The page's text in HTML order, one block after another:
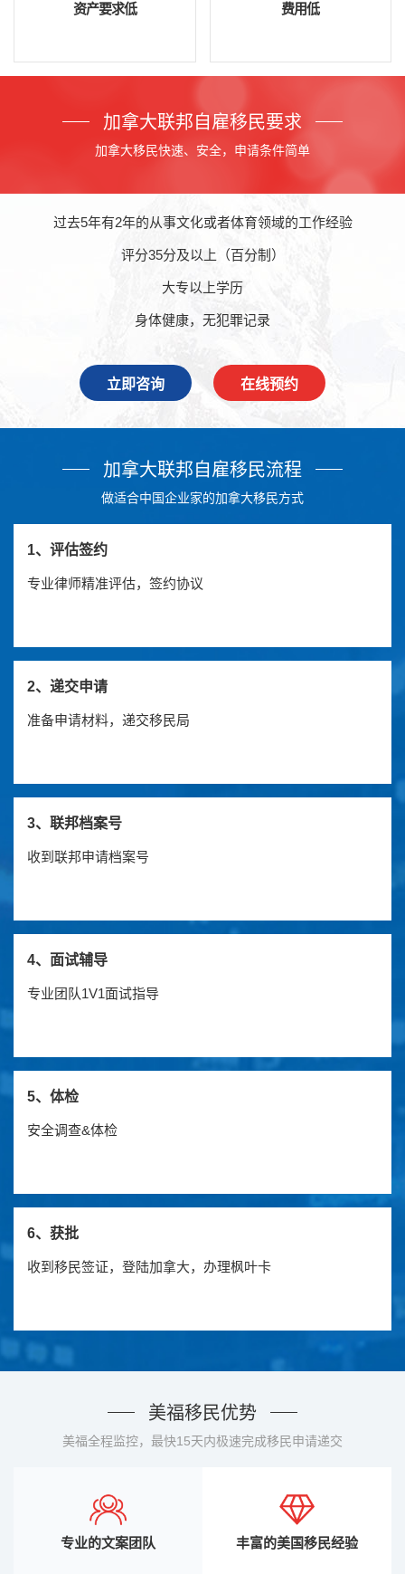
资产要求低 费用低
加拿大联邦自雇移民要求
加拿大移民快速、安全，申请条件简单
过去5年有2年的从事文化或者体育领域的工作经验
评分35分及以上（百分制）
大专以上学历
身体健康，无犯罪记录
立即咨询 在线预约
加拿大联邦自雇移民流程
做适合中国企业家的加拿大移民方式
1、评估签约
专业律师精准评估，签约协议
2、递交申请
准备申请材料，递交移民局
3、联邦档案号
收到联邦申请档案号
4、面试辅导
专业团队1V1面试指导
5、体检
安全调查&体检
6、获批
收到移民签证，登陆加拿大，办理枫叶卡
美福移民优势
美福全程监控，最快15天内极速完成移民申请递交
专业的文案团队 丰富的美国移民经验